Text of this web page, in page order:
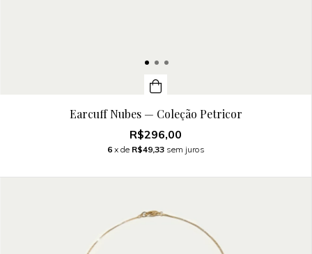
Earcuff Nubes — Coleção Petricor
R$296,00
6 x de R$49,33 sem juros